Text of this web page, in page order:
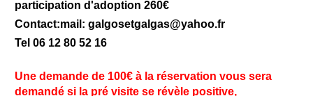
participation d'adoption 260€
Contact:mail: galgosetgalgas@yahoo.fr
Tel 06 12 80 52 16
Une demande de 100€ à la réservation vous sera
demandé si la pré visite se révèle positive,